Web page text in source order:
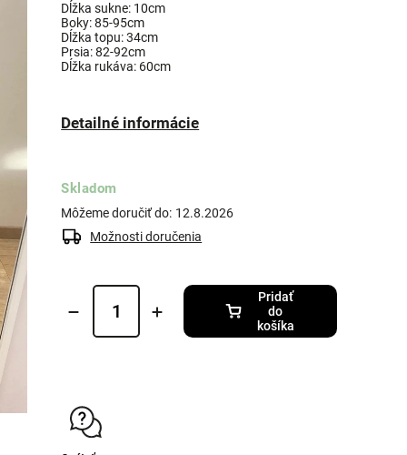
Dĺžka sukne: 10cm
Boky: 85-95cm
Dĺžka topu: 34cm
Prsia: 82-92cm
Dĺžka rukáva: 60cm
Detailné informácie
Skladom
Môžeme doručiť do: 12.8.2026
Možnosti doručenia
Pridať
do
košíka